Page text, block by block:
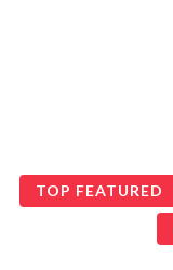
TOP FEATURED